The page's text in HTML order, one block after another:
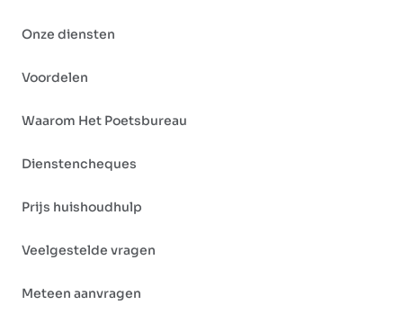
Onze diensten
Voordelen
Waarom Het Poetsbureau
Dienstencheques
Prijs huishoudhulp
Veelgestelde vragen
Meteen aanvragen